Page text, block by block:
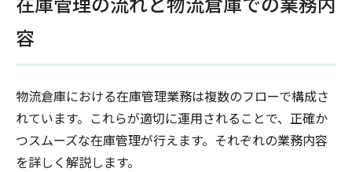
容
物流倉庫における在庫管理業務は複数のフローで構成さ
れています。これらが適切に運用されることで、正確か
つスムーズな在庫管理が行えます。それぞれの業務内容
を詳しく解説します。